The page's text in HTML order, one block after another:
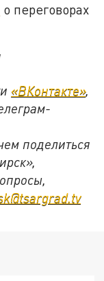
о переговорах
«ВКонтакте»,
поделиться